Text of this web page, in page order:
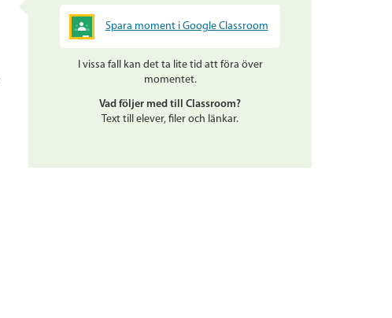
Spara moment i Google Classroom
I vissa fall kan det ta lite tid att föra över
momentet.
Vad följer med till Classroom?
Text till elever, filer och länkar.